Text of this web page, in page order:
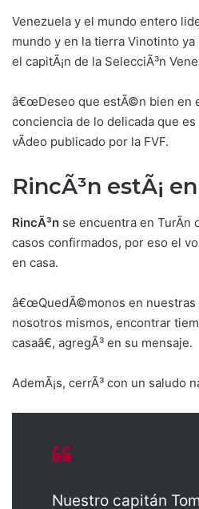
Venezuela y el mundo entero
mundo y en la tierra Vinotinto
el capitÃ¡n de la SelecciÃ³n
â€œDeseo que estÃ©n bien en
conciencia de lo delicada que
vÃ­deo publicado por la FVF.
RincÃ³n estÃ¡
RincÃ³n se encuentra en TurÃ­n
casos confirmados, por eso el
en casa.
â€œQuedÃ©monos en nuestras
nosotros mismos, encontrar
casaâ€, agregÃ³ en su mensaje.
AdemÃ¡s, cerrÃ³ con un saludo
Nuestro capitán